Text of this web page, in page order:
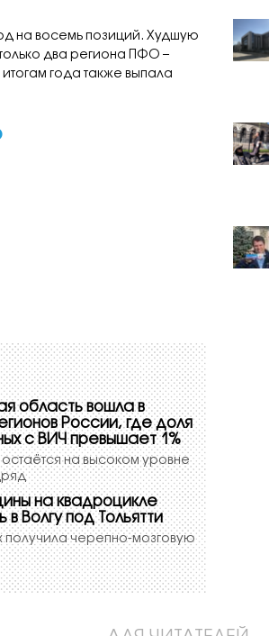
на восемь позиций. Худшую
два региона ПФО –
года также выпала
область вошла в
России, где доля
с ВИЧ превышает 1%
остаётся на высоком уровне
на квадроцикле
в Волгу под Тольятти
получила черепно-мозговую